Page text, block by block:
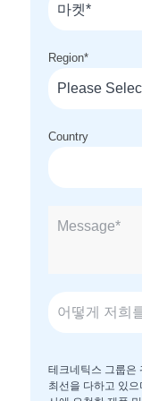
Region*
Country
테크네틱스 그룹은
최선을 다하고 있